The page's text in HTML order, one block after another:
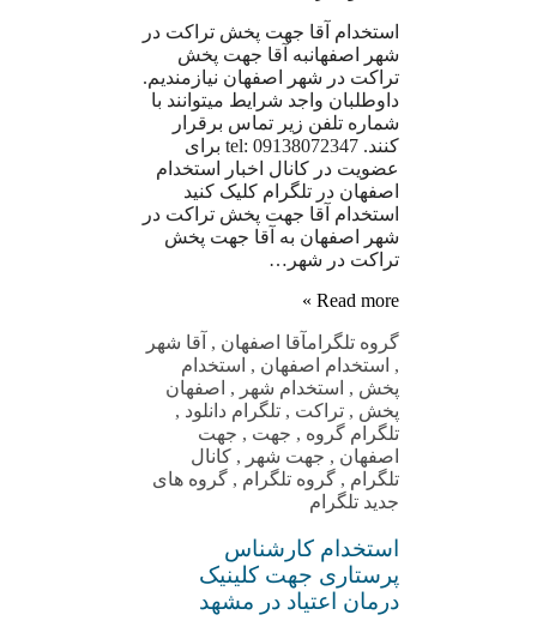
استخدام آقا جهت پخش تراکت در
شهر اصفهانبه آقا جهت پخش
تراکت در شهر اصفهان نیازمندیم.
داوطلبان واجد شرایط میتوانند با
شماره تلفن زیر تماس برقرار
کنند. tel: 09138072347 برای
عضویت در کانال اخبار استخدام
اصفهان در تلگرام کلیک کنید
استخدام آقا جهت پخش تراکت در
شهر اصفهان به آقا جهت پخش
تراکت در شهر…
Read more »
گروه تلگرامآقا اصفهان , آقا شهر
, استخدام اصفهان , استخدام
پخش , استخدام شهر , اصفهان
پخش , تراکت , تلگرام دانلود ,
تلگرام گروه , جهت , جهت
اصفهان , جهت شهر , کانال
تلگرام , گروه تلگرام , گروه های
جدید تلگرام
استخدام کارشناس
پرستاری جهت کلینیک
درمان اعتیاد در مشهد